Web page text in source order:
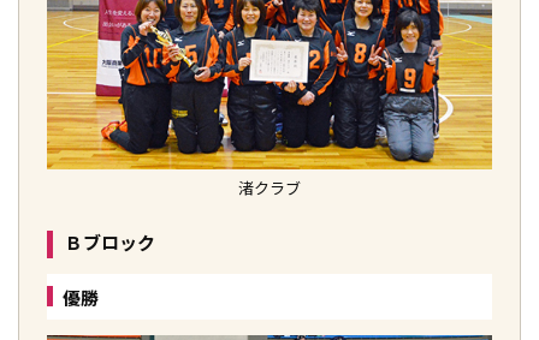
渚クラブ
Ｂブロック
優勝